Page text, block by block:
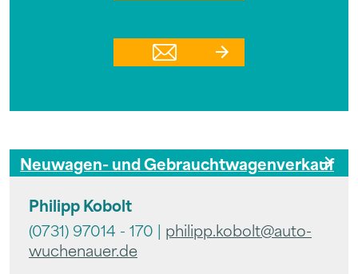
Neuwagen- und Gebrauchtwagenverkauf
Philipp Kobolt
(0731) 97014 - 170 | philipp.kobolt@auto-
wuchenauer.de